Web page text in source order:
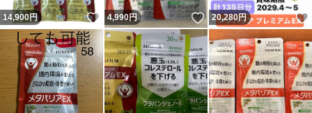
14,900円 いいね！
4,990円 いいね！
20,280円